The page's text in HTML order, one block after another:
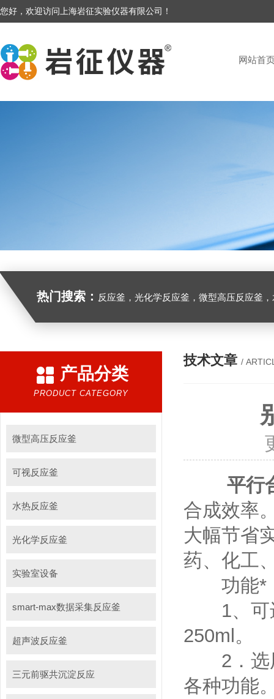
您好，欢迎访问上海岩征实验仪器有限公司！
网站首
热门搜索： 反应釜，光化学反应釜，微型高压反应釜
产品分类
PRODUCT CATEGORY
微型高压反应釜
可视反应釜
水热反应釜
光化学反应釜
实验室设备
smart-max数据采集反应釜
超声波反应釜
三元前驱共沉淀反应
技术文章 /
平行
合成效率
大幅节省
药、化工
功能*
1、可进
250ml。
2．选用
各种功能